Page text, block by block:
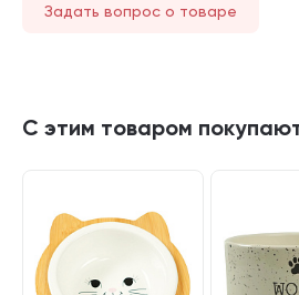
Задать вопрос о товаре
С этим товаром